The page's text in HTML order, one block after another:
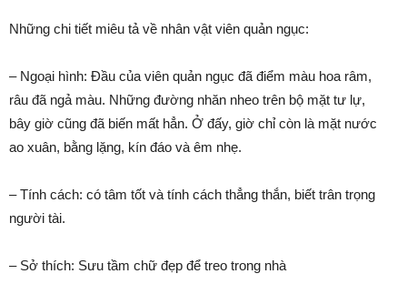
Những chi tiết miêu tả về nhân vật viên quản ngục:
– Ngoại hình: Đầu của viên quản ngục đã điểm màu hoa râm,
râu đã ngả màu. Những đường nhăn nheo trên bộ mặt tư lự,
bây giờ cũng đã biến mất hẳn. Ở đấy, giờ chỉ còn là mặt nước
ao xuân, bằng lặng, kín đáo và êm nhẹ.
– Tính cách: có tâm tốt và tính cách thẳng thắn, biết trân trọng
người tài.
– Sở thích: Sưu tầm chữ đẹp để treo trong nhà